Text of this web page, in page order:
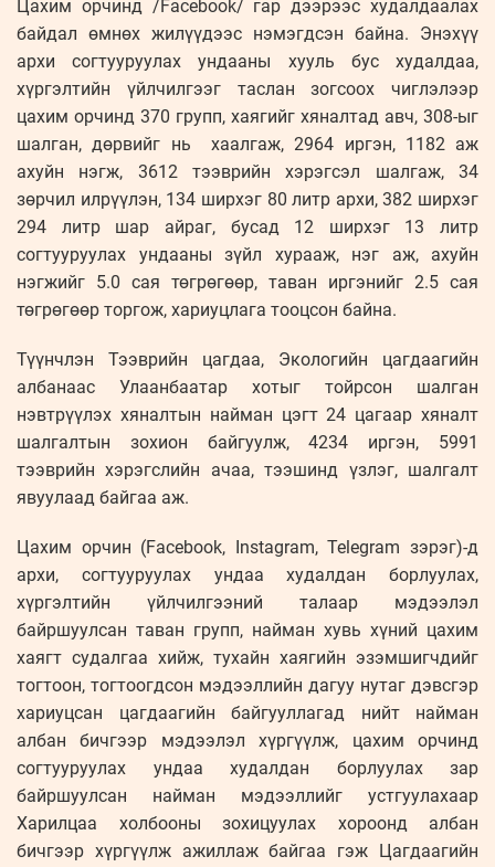
Цахим орчинд /Facebook/ гар дээрээс худалдаалах
байдал өмнөх жилүүдээс нэмэгдсэн байна. Энэхүү
архи согтууруулах ундааны хууль бус худалдаа,
хүргэлтийн үйлчилгээг таслан зогсоох чиглэлээр
цахим орчинд 370 групп, хаягийг хяналтад авч, 308-ыг
шалган, дөрвийг нь хаалгаж, 2964 иргэн, 1182 аж
ахуйн нэгж, 3612 тээврийн хэрэгсэл шалгаж, 34
зөрчил илрүүлэн, 134 ширхэг 80 литр архи, 382 ширхэг
294 литр шар айраг, бусад 12 ширхэг 13 литр
согтууруулах ундааны зүйл хурааж, нэг аж, ахуйн
нэгжийг 5.0 сая төгрөгөөр, таван иргэнийг 2.5 сая
төгрөгөөр торгож, хариуцлага тооцсон байна.
Түүнчлэн Тээврийн цагдаа, Экологийн цагдаагийн
албанаас Улаанбаатар хотыг тойрсон шалган
нэвтрүүлэх хяналтын найман цэгт 24 цагаар хяналт
шалгалтын зохион байгуулж, 4234 иргэн, 5991
тээврийн хэрэгслийн ачаа, тээшинд үзлэг, шалгалт
явуулаад байгаа аж.
Цахим орчин (Facebook, Instagram, Telegram зэрэг)-д
архи, согтууруулах ундаа худалдан борлуулах,
хүргэлтийн үйлчилгээний талаар мэдээлэл
байршуулсан таван групп, найман хувь хүний цахим
хаягт судалгаа хийж, тухайн хаягийн эзэмшигчдийг
тогтоон, тогтоогдсон мэдээллийн дагуу нутаг дэвсгэр
хариуцсан цагдаагийн байгууллагад нийт найман
албан бичгээр мэдээлэл хүргүүлж, цахим орчинд
согтууруулах ундаа худалдан борлуулах зар
байршуулсан найман мэдээллийг устгуулахаар
Харилцаа холбооны зохицуулах хороонд албан
бичгээр хүргүүлж ажиллаж байгаа гэж Цагдаагийн